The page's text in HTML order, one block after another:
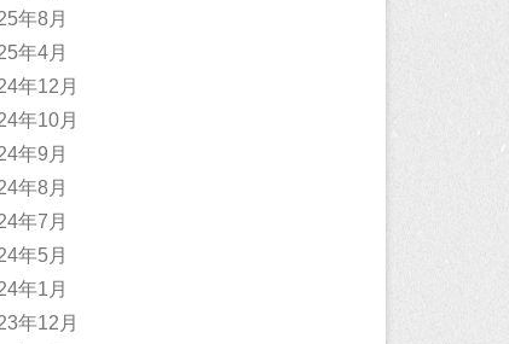
年8月
年4月
年12月
年10月
年9月
年8月
年7月
年5月
年1月
年12月